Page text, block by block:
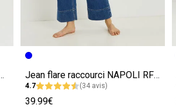
R01 femme
Image précédente
Image suivante
Jean flare raccourci NAPOLI RF02 femme
4.7 (34 avis)
39.99€